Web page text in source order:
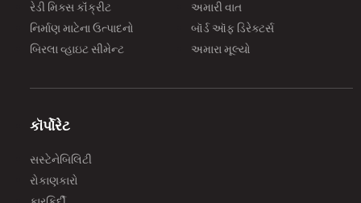
રેડી મિક્સ કૉંક્રીટ
નિર્માણ માટેના ઉત્પાદનો
બિરલા વ્હાઇટ સીમેન્ટ
અમારી વાત
બૉર્ડ ઑફ ડિરેક્ટર્સ
અમારા મૂલ્યો
કૉર્પોરેટ
સસ્ટેનેબિલિટી
રોકાણકારો